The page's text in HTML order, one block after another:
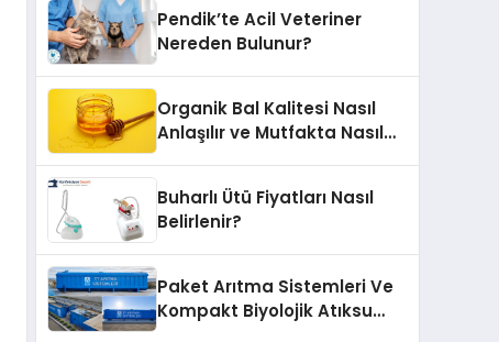
Pendik’te Acil Veteriner
Nereden Bulunur?
Organik Bal Kalitesi Nasıl
Anlaşılır ve Mutfakta Nasıl
Buharlı Ütü Fiyatları Nasıl
Belirlenir?
Paket Arıtma Sistemleri Ve
Kompakt Biyolojik Atıksu